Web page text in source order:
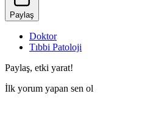
Paylaş
Doktor
Tıbbi Patoloji
Paylaş, etki yarat!
İlk yorum yapan sen ol